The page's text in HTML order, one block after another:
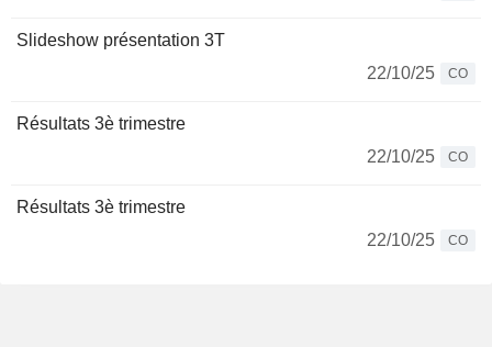
Slideshow présentation 3T
22/10/25
CO
Résultats 3è trimestre
22/10/25
CO
Résultats 3è trimestre
22/10/25
CO